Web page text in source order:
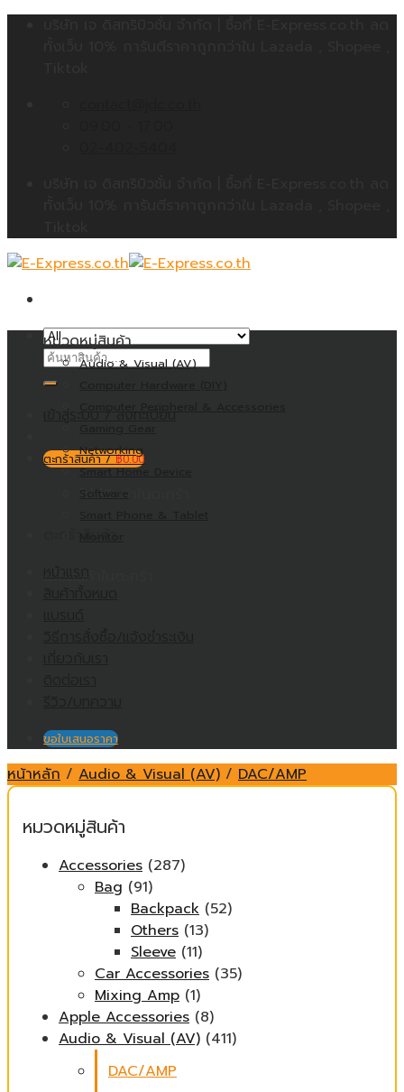
ค้นหา:
ตะกร้าสินค้า /฿0.00
ไม่มีสินค้าในตะกร้า
หมวดหมู่สินค้า
Audio & Visual (AV)
Networking
Smart Home Device
Software
ขอใบเสนอราคา
หน้าหลัก / Audio & Visual (AV) / DAC/AMP
หมวดหมู่สินค้า
Accessories (287)
Bag (91)
Backpack (52)
Others (13)
Sleeve (11)
Car Accessories (35)
Mixing Amp (1)
Apple Accessories (8)
Audio & Visual (AV) (411)
DAC/AMP